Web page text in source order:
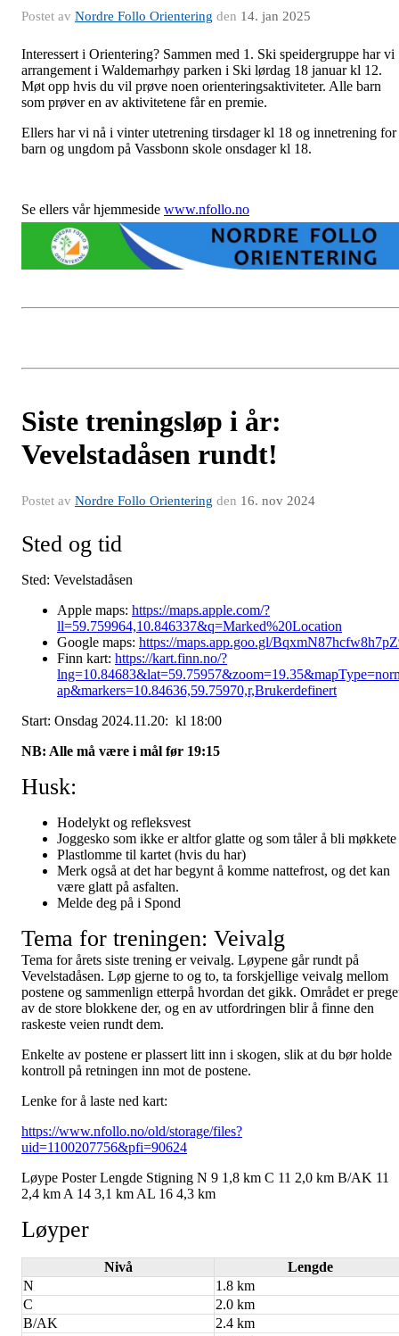
Postet av Nordre Follo Orientering den 14. jan 2025
Interessert i Orientering? Sammen med 1. Ski speidergruppe har vi
arrangement i Waldemarhøy parken i Ski lørdag 18 januar kl 12.
Møt opp hvis du vil prøve noen orienteringsaktiviteter. Alle barn
som prøver en av aktivitetene får en premie.
Ellers har vi nå i vinter utetrening tirsdager kl 18 og innetrening for
barn og ungdom på Vassbonn skole onsdager kl 18.
Se ellers vår hjemmeside www.nfollo.no
Siste treningsløp i år:
Vevelstadåsen rundt!
Postet av Nordre Follo Orientering den 16. nov 2024
Sted og tid
Sted: Vevelstadåsen
Apple maps: https://maps.apple.com/?
ll=59.759964,10.846337&q=Marked%20Location
Google maps: https://maps.app.goo.gl/
Finn kart: https://kart.finn.no/?
ap&markers=10.84636,59.75970,r,Brukerdefinert
Start: Onsdag 2024.11.20: kl 18:00
NB: Alle må være i mål før 19:15
Husk:
Hodelykt og refleksvest
Joggesko som ikke er altfor glatte og som tåler å bli møkkete
Plastlomme til kartet (hvis du har)
Merk også at det har begynt å komme nattefrost, og det kan
være glatt på asfalten.
Melde deg på i Spond
Tema for treningen: Veivalg
Tema for årets siste trening er veivalg. Løypene går rundt på
Vevelstadåsen. Løp gjerne to og to, ta forskjellige veivalg mellom
postene og sammenlign etterpå hvordan det gikk. Området er
av de store blokkene der, og en av utfordringen blir å finne den
raskeste veien rundt dem.
Enkelte av postene er plassert litt inn i skogen, slik at du bør holde
kontroll på retningen inn mot de postene.
Lenke for å laste ned kart:
https://www.nfollo.no/old/storage/files?
uid=1100207756&pfi=90624
Løype Poster Lengde Stigning N 9 1,8 km C 11 2,0 km B/AK 11
2,4 km A 14 3,1 km AL 16 4,3 km
Løyper
Nivå
Lengde
N
1.8 km
C
2.0 km
B/AK
2.4 km